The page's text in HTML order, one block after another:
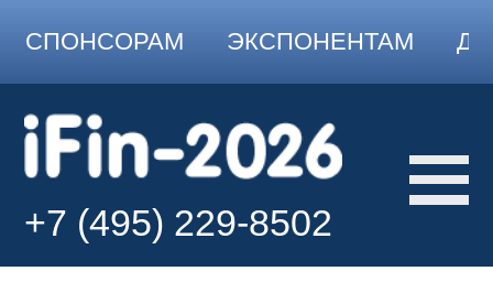
СПОНСОРАМ ЭКСПОНЕНТАМ
+7 (495) 229-8502